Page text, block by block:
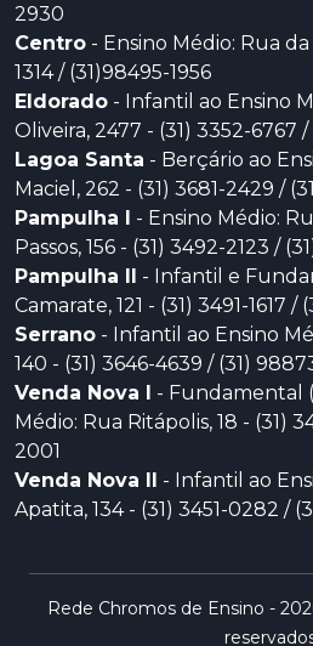
2930
Centro - Ensino Médio: Rua da
1314 / (31)98495-1956
Eldorado - Infantil ao Ensino
Oliveira, 2477 - (31) 3352-6767 /
Lagoa Santa - Berçário ao
Maciel, 262 - (31) 3681-2429 /
Pampulha I - Ensino Médio:
Passos, 156 - (31) 3492-2123 /
Pampulha II - Infantil e
Camarate, 121 - (31) 3491-1617 /
Serrano - Infantil ao Ensino
140 - (31) 3646-4639 / (31)
Venda Nova I - Fundamental
Médio: Rua Ritápolis, 18 - (31)
2001
Venda Nova II - Infantil ao
Apatita, 134 - (31) 3451-0282 /
Rede Chromos de Ensino -